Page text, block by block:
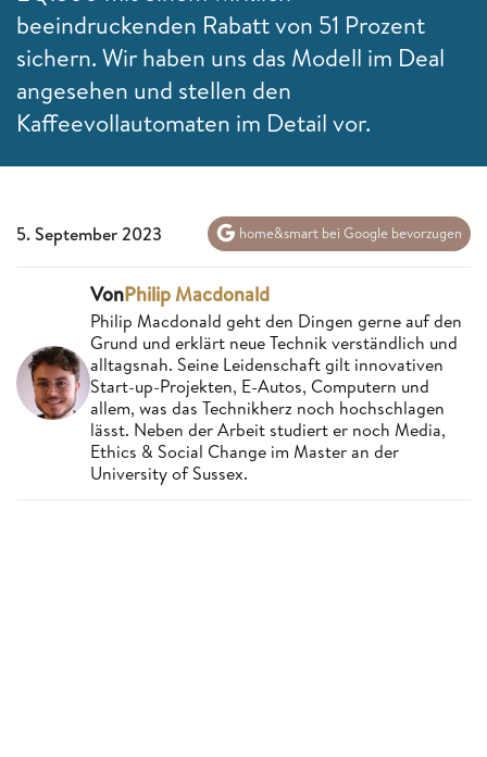
beeindruckenden Rabatt von 51 Prozent
sichern. Wir haben uns das Modell im Deal
angesehen und stellen den
Kaffeevollautomaten im Detail vor.
5. September 2023 home&smart bei Google bevorzugen
VonPhilip Macdonald
Philip Macdonald geht den Dingen gerne auf den
Grund und erklärt neue Technik verständlich und
alltagsnah. Seine Leidenschaft gilt innovativen
Start-up-Projekten, E-Autos, Computern und
allem, was das Technikherz noch hochschlagen
lässt. Neben der Arbeit studiert er noch Media,
Ethics & Social Change im Master an der
University of Sussex.